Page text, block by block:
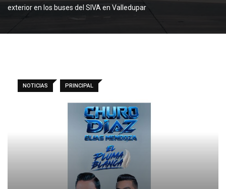
exterior en los buses del SIVA en Valledupar
NOTICIAS PRINCIPAL